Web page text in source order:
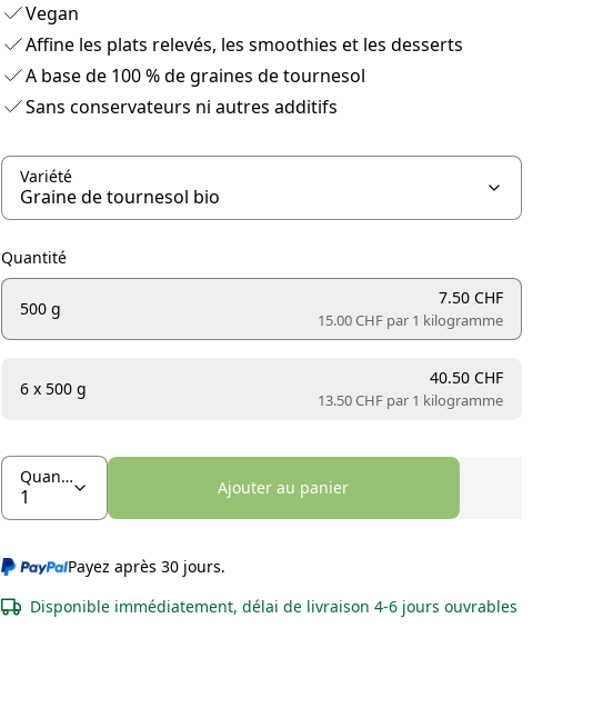
Vegan
Affine les plats relevés, les smoothies et les desserts
A base de 100 % de graines de tournesol
Sans conservateurs ni autres additifs
Variété
Quantité
500 g
7.50 CHF
15.00 CHF par1 kilogramme
6 x 500 g
40.50 CHF
13.50 CHF par1 kilogramme
Quantité
Ajouter au panier
Payez après 30 jours.
Disponible immédiatement, délai de livraison 4-6 jours ouvrables